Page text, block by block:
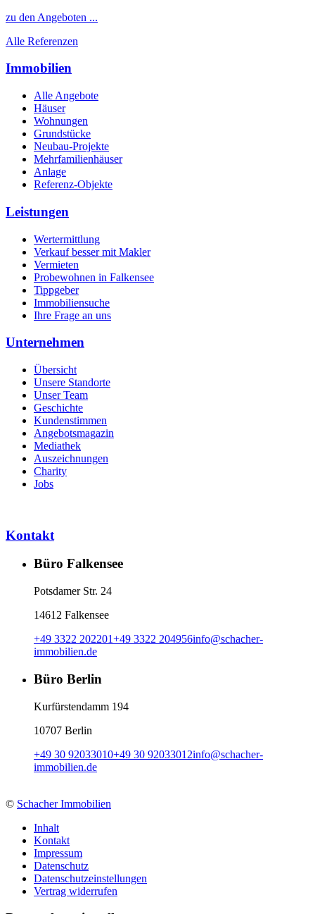
zu den Angeboten ...
Alle Referenzen
Immobilien
Alle Angebote
Häuser
Wohnungen
Grundstücke
Neubau-Projekte
Mehrfamilienhäuser
Anlage
Referenz-Objekte
Leistungen
Wertermittlung
Verkauf besser mit Makler
Vermieten
Probewohnen in Falkensee
Tippgeber
Immobiliensuche
Ihre Frage an uns
Unternehmen
Übersicht
Unsere Standorte
Unser Team
Geschichte
Kundenstimmen
Angebotsmagazin
Mediathek
Auszeichnungen
Charity
Jobs
Kontakt
Büro Falkensee
Potsdamer Str. 24
14612 Falkensee
+49 3322 202201+49 3322 204956info@schacher-
immobilien.de
Büro Berlin
Kurfürstendamm 194
10707 Berlin
+49 30 92033010+49 30 92033012info@schacher-
immobilien.de
© Schacher Immobilien
Inhalt
Kontakt
Impressum
Datenschutz
Datenschutzeinstellungen
Vertrag widerrufen